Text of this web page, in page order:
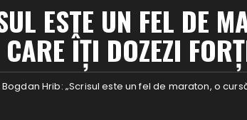
ESTE UN FEL DE
CARE ÎŢI DOZEZI
Bogdan Hrib: „Scrisul este un fel de maraton, o